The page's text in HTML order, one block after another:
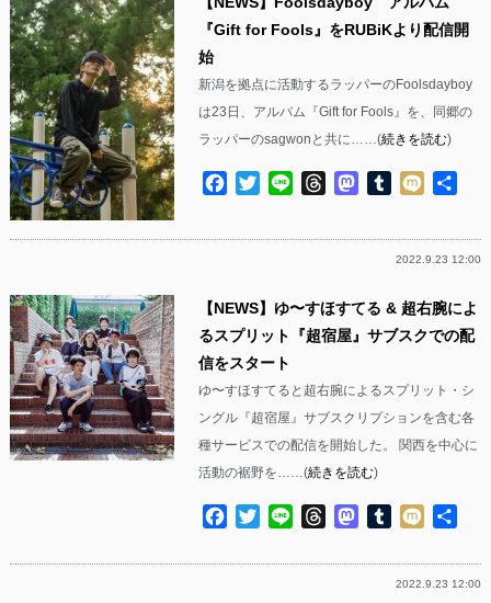
『Gift for Fools』をRUBiKより配信開
始
新潟を拠点に活動するラッパーのFoolsdayboy
は23日、アルバム『Gift for Fools』を、同郷の
ラッパーのsagwonと共に……(続きを読む)
Facebook
TwitterLine ThreadsMastodon
Tumblr
Mixi
2022.9.23 12:00
【NEWS】ゆ〜すほすてる & 超右腕によ
るスプリット『超宿屋』サブスクでの配
信をスタート
ゆ〜すほすてると超右腕によるスプリット・シ
ングル『超宿屋』サブスクリプションを含む各
種サービスでの配信を開始した。 関西を中心に
活動の裾野を……(続きを読む)
Facebook
TwitterLine ThreadsMastodon
Tumblr
Mixi
2022.9.23 12:00